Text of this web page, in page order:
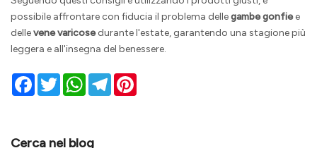
Cerca nel blog
possibile affrontare con fiducia il problema dellegambe gonfiee
dellevene varicosedurante l'estate, garantendo una stagione più
leggera e all'insegna del benessere.
Facebook
TwitterWhatsApp
Telegram